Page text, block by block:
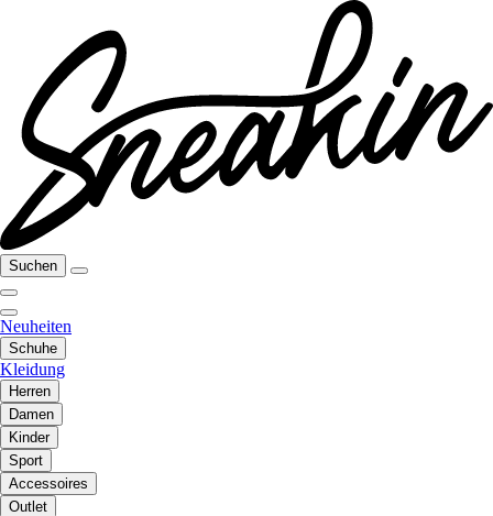
Suchen
Neuheiten
Schuhe
Kleidung
Herren
Damen
Kinder
Sport
Accessoires
Outlet